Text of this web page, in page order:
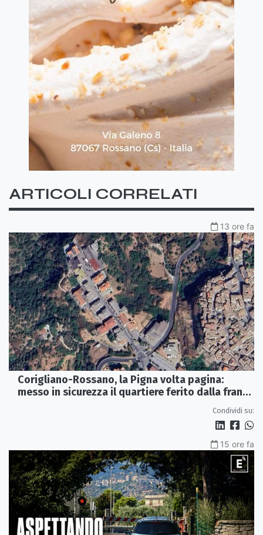
ARTICOLI CORRELATI
13 ore fa
Corigliano-Rossano, la Pigna volta pagina:
messo in sicurezza il quartiere ferito dalla frana
Condividi su:
15 ore fa